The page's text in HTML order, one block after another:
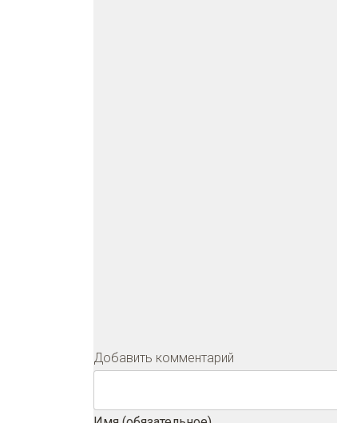
Добавить комментарий